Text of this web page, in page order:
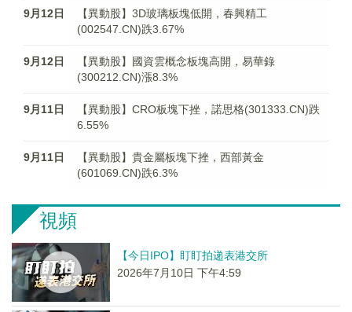
9月12日
【異動股】3D玻璃板塊低開，春興精工
(002547.CN)跌3.67%
9月12日
【異動股】國資雲概念板塊高開，易華錄
(300212.CN)漲8.3%
9月11日
【異動股】CRO板塊下挫，諾思格(301333.CN)跌
6.55%
9月11日
【異動股】貴金屬板塊下挫，西部黃金
(601069.CN)跌6.3%
視頻
【今日IPO】盯盯拍递表港交所
2026年7月10日 下午4:59